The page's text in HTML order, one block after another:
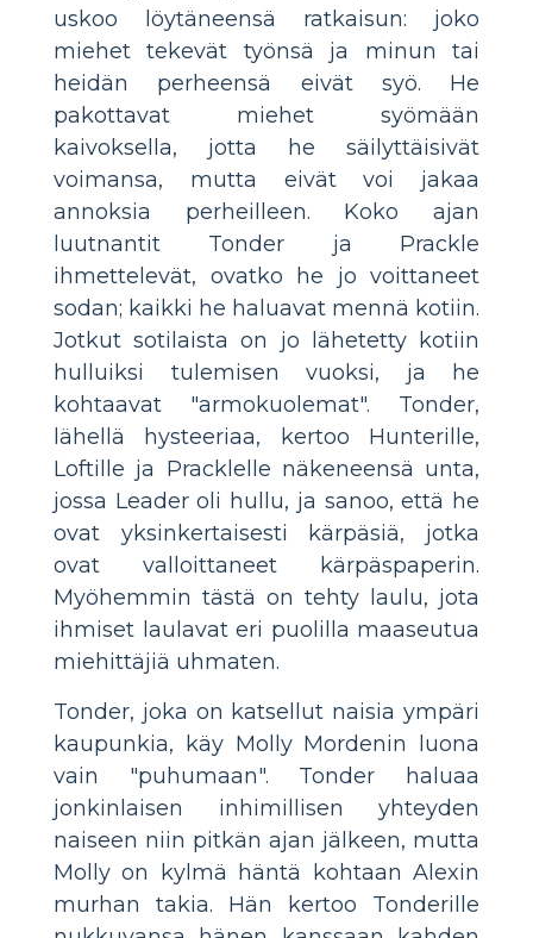
uskoo löytäneensä ratkaisun: joko
miehet tekevät työnsä ja minun tai
heidän perheensä eivät syö. He
pakottavat miehet syömään
kaivoksella, jotta he säilyttäisivät
voimansa, mutta eivät voi jakaa
annoksia perheilleen. Koko ajan
luutnantit Tonder ja Prackle
ihmettelevät, ovatko he jo voittaneet
sodan; kaikki he haluavat mennä kotiin.
Jotkut sotilaista on jo lähetetty kotiin
hulluiksi tulemisen vuoksi, ja he
kohtaavat "armokuolemat". Tonder,
lähellä hysteeriaa, kertoo Hunterille,
Loftille ja Pracklelle näkeneensä unta,
jossa Leader oli hullu, ja sanoo, että he
ovat yksinkertaisesti kärpäsiä, jotka
ovat valloittaneet kärpäspaperin.
Myöhemmin tästä on tehty laulu, jota
ihmiset laulavat eri puolilla maaseutua
miehittäjiä uhmaten.
Tonder, joka on katsellut naisia ympäri
kaupunkia, käy Molly Mordenin luona
vain "puhumaan". Tonder haluaa
jonkinlaisen inhimillisen yhteyden
naiseen niin pitkän ajan jälkeen, mutta
Molly on kylmä häntä kohtaan Alexin
murhan takia. Hän kertoo Tonderille